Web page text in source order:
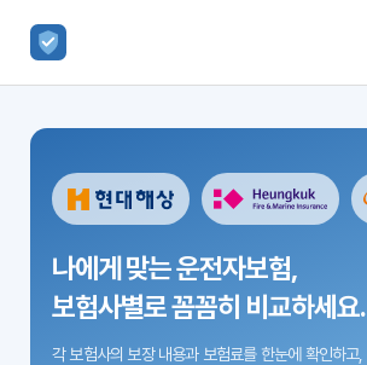
나에게 맞는 운전자보험,
보험사별로 꼼꼼히 비교하세요.
각 보험사의 보장 내용과 보험료를 한눈에 확인하고,